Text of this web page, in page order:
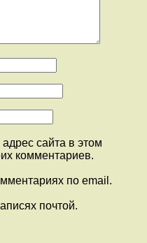
сайта в этом
комментариев.
по email.
почтой.